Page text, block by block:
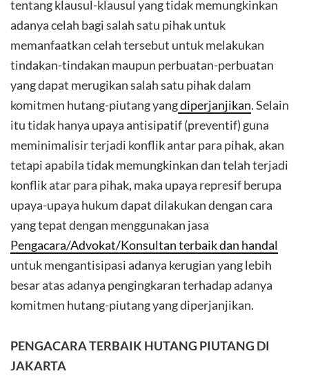
tentang klausul-klausul yang tidak memungkinkan
adanya celah bagi salah satu pihak untuk
memanfaatkan celah tersebut untuk melakukan
tindakan-tindakan maupun perbuatan-perbuatan
yang dapat merugikan salah satu pihak dalam
komitmen hutang-piutang yangdiperjanjikan. Selain
itu tidak hanya upaya antisipatif (preventif) guna
meminimalisir terjadi konflik antar para pihak, akan
tetapi apabila tidak memungkinkan dan telah terjadi
konflik atar para pihak, maka upaya represif berupa
upaya-upaya hukum dapat dilakukan dengan cara
yang tepat dengan menggunakan jasa
Pengacara/Advokat/Konsultan terbaik dan handal
untuk mengantisipasi adanya kerugian yang lebih
besar atas adanya pengingkaran terhadap adanya
komitmen hutang-piutang yang diperjanjikan.
PENGACARA TERBAIK HUTANG PIUTANG DI
JAKARTA